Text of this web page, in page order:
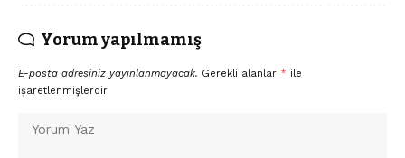
Yorum yapılmamış
E-posta adresiniz yayınlanmayacak. Gerekli alanlar * ile
işaretlenmişlerdir